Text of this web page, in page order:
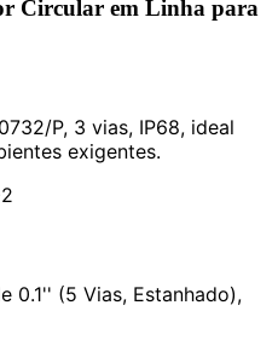
Circular em Linha para
P, 3 vias, IP68, ideal
exigentes.
0.1'' (5 Vias, Estanhado),